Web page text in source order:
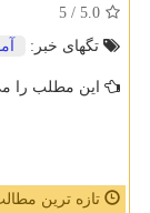
5.0
/ 5
تگهای خبر:
این مطلب را
تازه ترین